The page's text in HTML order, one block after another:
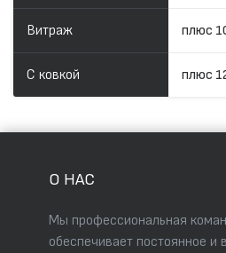
Витраж плюс
С ковкой плюс
О НАС
Мы профессиональная
обеспечивает постоянное и